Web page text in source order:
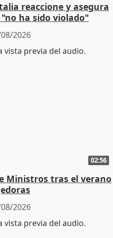
reaccione y asegura
ha sido violado"
2026
02:56
Ministros tras el verano
2026